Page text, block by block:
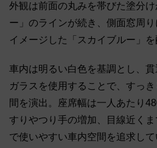
外観は前面の丸みを帯びた塗分
ー」のラインが続き、側面窓周
イメージした「スカイブルー」を
車内は明るい白色を基調とし、
ガラスを使用することで、すっ
間を演出。座席幅は一人あたり
すりやつり手の増加、目線近く
で使いやすい車内空間を追求し